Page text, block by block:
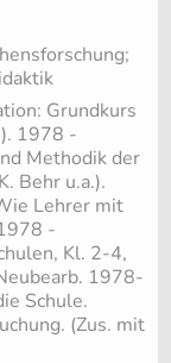
Grundkurs
1978 -
Methodik der
Behr u.a.).
Lehrer mit
-
Kl. 2-4,
1978-
Schule.
(Zus. mit